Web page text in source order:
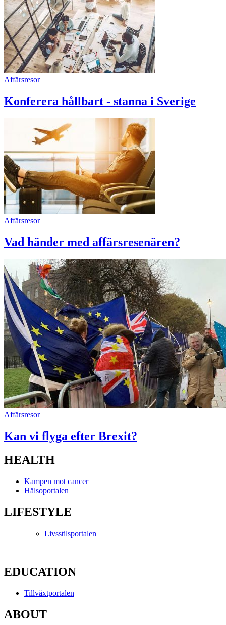
Affärsresor
Konferera hållbart - stanna i Sverige
Affärsresor
Vad händer med affärsresenären?
Affärsresor
Kan vi flyga efter Brexit?
HEALTH
Kampen mot cancer
Hälsoportalen
LIFESTYLE
Livsstilsportalen
EDUCATION
Tillväxtportalen
ABOUT